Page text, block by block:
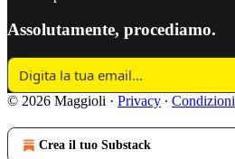
Assolutamente, procediamo.
© 2026 Maggioli · Privacy ∙ Condizioni
Crea il tuo Substack